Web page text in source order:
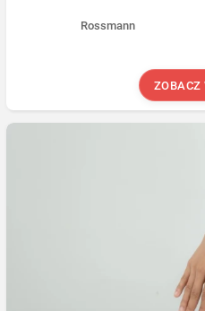
Rossmann
ZOBACZ